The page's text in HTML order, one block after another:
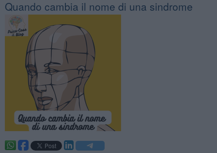
​Quando cambia il nome di una sindrome